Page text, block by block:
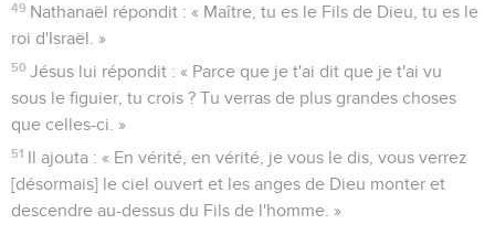
49 Nathanaël répondit : « Maître, tu es le Fils de Dieu, tu es le
roi d'Israël. »
50 Jésus lui répondit : « Parce que je t'ai dit que je t'ai vu
sous le figuier, tu crois ? Tu verras de plus grandes choses
que celles-ci. »
51
Il ajouta : « En vérité, en vérité, je vous le dis, vous verrez
[désormais] le ciel ouvert et les anges de Dieu monter et
descendre au-dessus du Fils de l'homme. »